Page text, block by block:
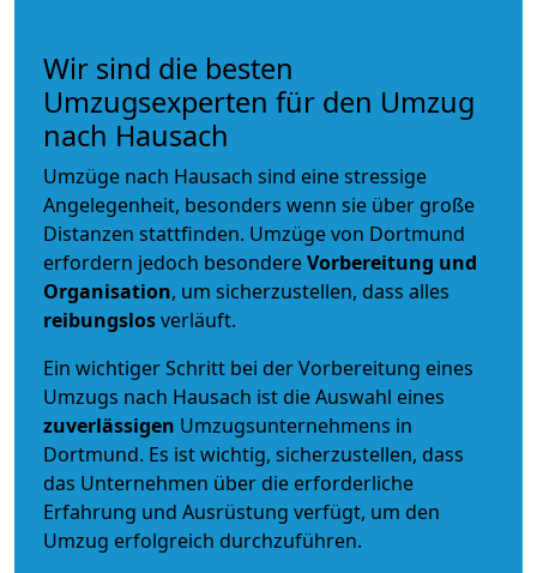
Wir sind die besten
Umzugsexperten für den Umzug
nach Hausach
Umzüge nach Hausach sind eine stressige
Angelegenheit, besonders wenn sie über große
Distanzen stattfinden. Umzüge von Dortmund
erfordern jedoch besondereVorbereitung und
Organisation, um sicherzustellen, dass alles
reibungslosverläuft.
Ein wichtiger Schritt bei der Vorbereitung eines
Umzugs nach Hausach ist die Auswahl eines
zuverlässigen Umzugsunternehmens in
Dortmund. Es ist wichtig, sicherzustellen, dass
das Unternehmen über die erforderliche
Erfahrung und Ausrüstung verfügt, um den
Umzug erfolgreich durchzuführen.